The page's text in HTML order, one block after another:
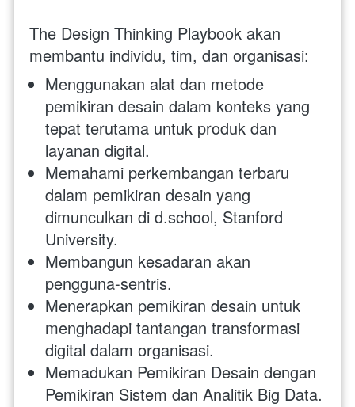
The Design Thinking Playbook akan
membantu individu, tim, dan organisasi:
Menggunakan alat dan metode
pemikiran desain dalam konteks yang
tepat terutama untuk produk dan
layanan digital.
Memahami perkembangan terbaru
dalam pemikiran desain yang
dimunculkan di d.school, Stanford
University.
Membangun kesadaran akan
pengguna-sentris.
Menerapkan pemikiran desain untuk
menghadapi tantangan transformasi
digital dalam organisasi.
Memadukan Pemikiran Desain dengan
Pemikiran Sistem dan Analitik Big Data.